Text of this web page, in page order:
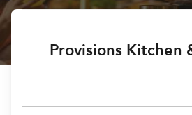
Provisions Kitchen